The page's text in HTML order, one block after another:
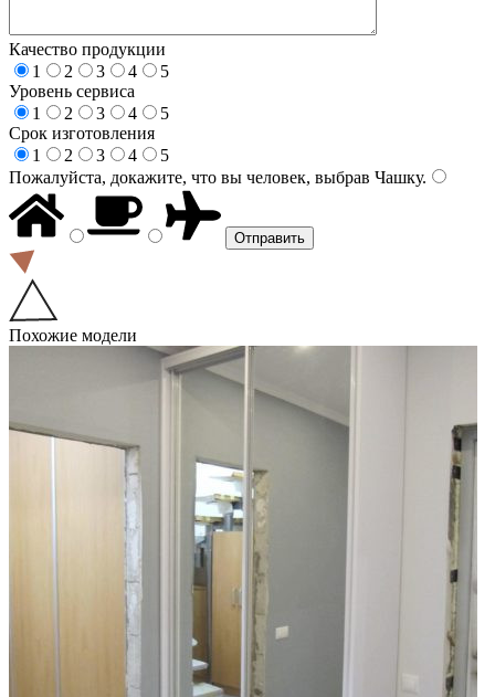
Качество продукции
1
2 3 4
5
Уровень сервиса
1
2 3 4
5
Срок изготовления
1
2 3 4
5
Пожалуйста, докажите, что вы человек, выбрав Чашку.
Похожие модели